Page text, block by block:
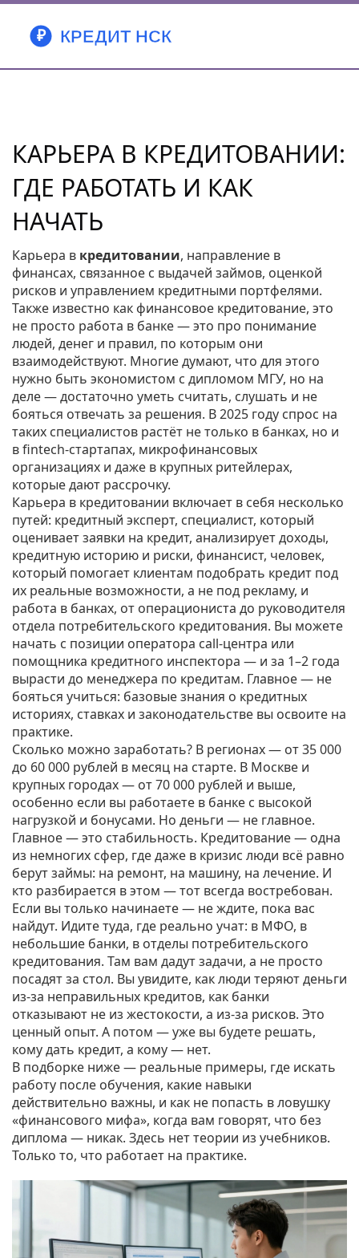
КАРЬЕРА В КРЕДИТОВАНИИ:
ГДЕ РАБОТАТЬ И КАК
НАЧАТЬ
Карьера в кредитовании, направление в
финансах, связанное с выдачей займов, оценкой
рисков и управлением кредитными портфелями.
Также известно какфинансовое кредитование, это
не просто работа в банке — это про понимание
людей, денег и правил, по которым они
взаимодействуют. Многие думают, что для этого
нужно быть экономистом с дипломом МГУ, но на
деле — достаточно уметь считать, слушать и не
бояться отвечать за решения. В 2025 году спрос на
таких специалистов растёт не только в банках, но и
в fintech-стартапах, микрофинансовых
организациях и даже в крупных ритейлерах,
которые дают рассрочку.
Карьера в кредитовании включает в себя несколько
путей: кредитный эксперт, специалист, который
оценивает заявки на кредит, анализирует доходы,
кредитную историю и риски, финансист, человек,
который помогает клиентам подобрать кредит под
их реальные возможности, а не под рекламу, и
работа в банках, от операциониста до руководителя
отдела потребительского кредитования. Вы можете
начать с позиции оператора call-центра или
помощника кредитного инспектора — и за 1–2 года
вырасти до менеджера по кредитам. Главное — не
бояться учиться: базовые знания о кредитных
историях, ставках и законодательстве вы освоите на
практике.
Сколько можно заработать? В регионах — от 35 000
до 60 000 рублей в месяц на старте. В Москве и
крупных городах — от 70 000 рублей и выше,
особенно если вы работаете в банке с высокой
нагрузкой и бонусами. Но деньги — не главное.
Главное — это стабильность. Кредитование — одна
из немногих сфер, где даже в кризис люди всё равно
берут займы: на ремонт, на машину, на лечение. И
кто разбирается в этом — тот всегда востребован.
Если вы только начинаете — не ждите, пока вас
найдут. Идите туда, где реально учат: в МФО, в
небольшие банки, в отделы потребительского
кредитования. Там вам дадут задачи, а не просто
посадят за стол. Вы увидите, как люди теряют деньги
из-за неправильных кредитов, как банки
отказывают не из жестокости, а из-за рисков. Это
ценный опыт. А потом — уже вы будете решать,
кому дать кредит, а кому — нет.
В подборке ниже — реальные примеры, где искать
работу после обучения, какие навыки
действительно важны, и как не попасть в ловушку
«финансового мифа», когда вам говорят, что без
диплома — никак. Здесь нет теории из учебников.
Только то, что работает на практике.